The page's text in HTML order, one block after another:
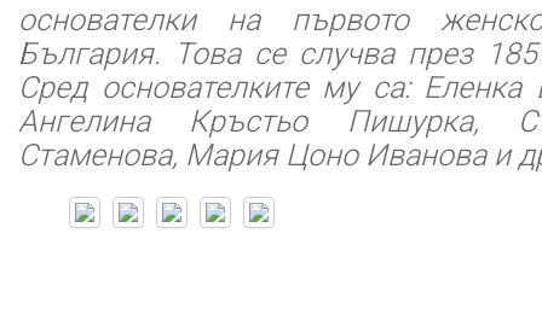
основателки на първото
България. Това се случва през
Сред основателките му са: Еленка
Ангелина Кръстьо Пишурка,
Стаменова, Мария Цоно Иванова и